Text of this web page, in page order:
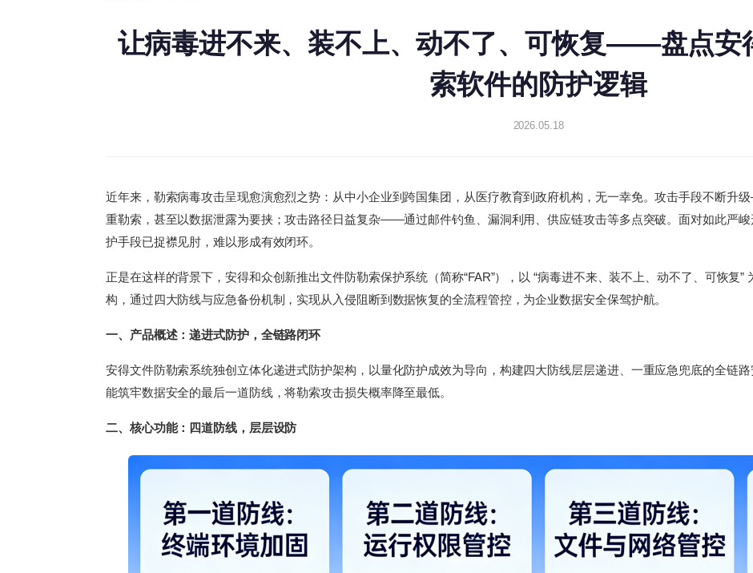
让病毒进不来、装不上、动不了、可恢复——盘点安
索软件的防护逻辑
2026.05.18
近年来，勒索病毒攻击呈现愈演愈烈之势：从中小企业到跨国集团，从医疗教育到政府机构，无一幸免。攻击手段不断
重勒索，甚至以数据泄露为要挟；攻击路径日益复杂——通过邮件钓鱼、漏洞利用、供应链攻击等多点突破。面对如此严
护手段已捉襟见肘，难以形成有效闭环。
正是在这样的背景下，安得和众创新推出文件防勒索保护系统（简称“FAR”），以 “病毒进不来、装不上、动不了、可恢复
构，通过四大防线与应急备份机制，实现从入侵阻断到数据恢复的全流程管控，为企业数据安全保驾护航。
一、产品概述：递进式防护，全链路闭环
安得文件防勒索系统独创立体化递进式防护架构，以量化防护成效为导向，构建四大防线层层递进、一重应急兜底的全链
能筑牢数据安全的最后一道防线，将勒索攻击损失概率降至最低。
二、核心功能：四道防线，层层设防